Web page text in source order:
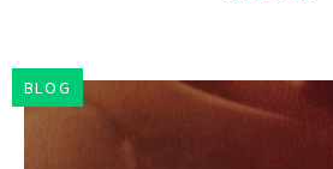
BLOG